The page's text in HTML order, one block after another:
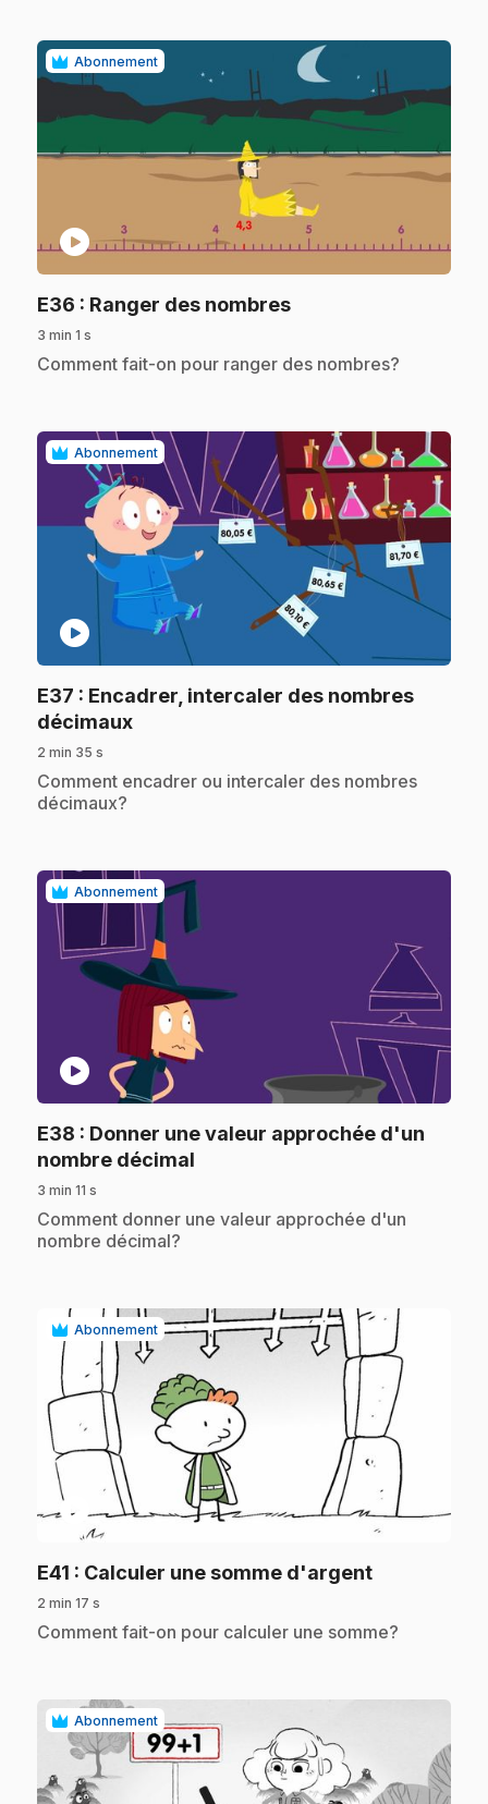
Abonnement
play_circle
E36 : Ranger des nombres.
3 min 1 s
.Comment fait-on pour ranger des nombres?
Abonnement
play_circle
E37 : Encadrer, intercaler des nombres
décimaux.
2 min 35 s
.Comment encadrer ou intercaler des nombres
décimaux?
Abonnement
play_circle
E38 : Donner une valeur approchée d'un
nombre décimal
3 min 11 s
.Comment donner une valeur approchée d'un
nombre décimal?
Abonnement
play_circle
E41 : Calculer une somme d'argent.
2 min 17 s
.Comment fait-on pour calculer une somme?
Abonnement